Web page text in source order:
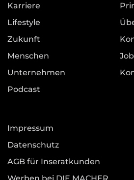
Karriere
Lifestyle
Zukunft
Menschen
Unternehmen
Podcast
Impressum
Datenschutz
AGB für Inseratkunden